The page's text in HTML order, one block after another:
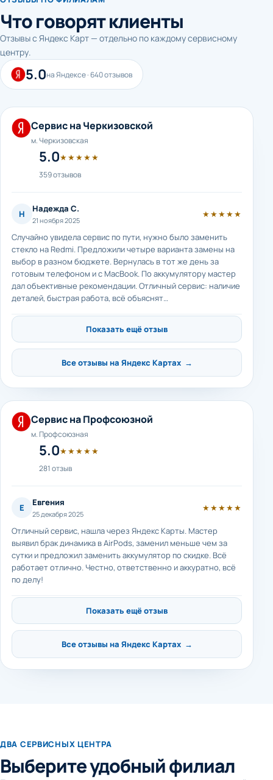
Что говорят клиенты
Отзывы с Яндекс Карт — отдельно по каждому сервисному
центру.
5.0на Яндексе · 640 отзывов
Сервис на Черкизовской
м. Черкизовская
5.0★★★★★
359 отзывов
Н Надежда С.
21 ноября 2025
★★★★★
Случайно увидела сервис по пути, нужно было заменить
стекло на Redmi. Предложили четыре варианта замены на
выбор в разном бюджете. Вернулась в тот же день за
готовым телефоном и с MacBook. По аккумулятору мастер
дал объективные рекомендации. Отличный сервис: наличие
деталей, быстрая работа, всё объяснят…
Показать ещё отзыв
Все отзывы на Яндекс Картах →
Сервис на Профсоюзной
м. Профсоюзная
5.0★★★★★
281 отзыв
Е Евгения
25 декабря 2025
★★★★★
Отличный сервис, нашла через Яндекс Карты. Мастер
выявил брак динамика в AirPods, заменил меньше чем за
сутки и предложил заменить аккумулятор по скидке. Всё
работает отлично. Честно, ответственно и аккуратно, всё
по делу!
Показать ещё отзыв
Все отзывы на Яндекс Картах →
ДВА СЕРВИСНЫХ ЦЕНТРА
Выберите удобный филиал